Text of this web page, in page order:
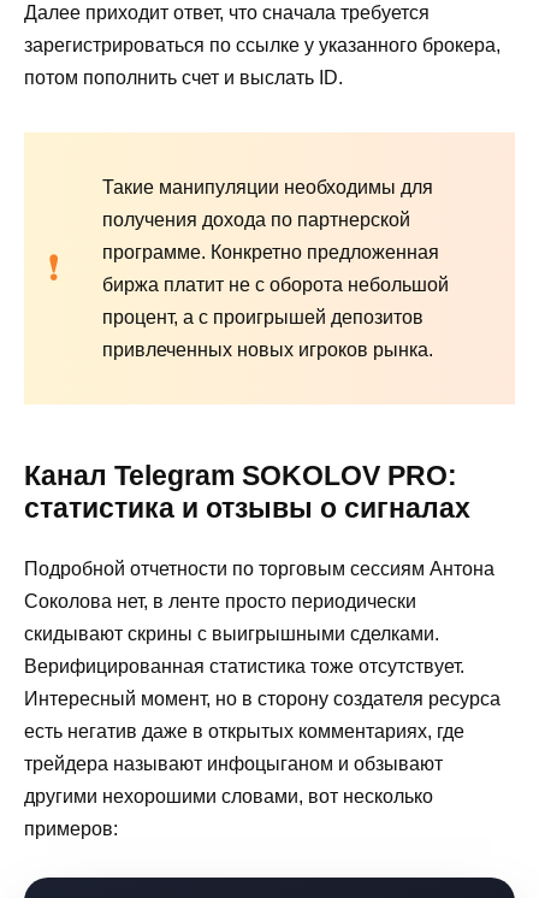
Далее приходит ответ, что сначала требуется
зарегистрироваться по ссылке у указанного брокера,
потом пополнить счет и выслать ID.
Такие манипуляции необходимы для
получения дохода по партнерской
программе. Конкретно предложенная
биржа платит не с оборота небольшой
процент, а с проигрышей депозитов
привлеченных новых игроков рынка.
Канал Telegram SOKOLOV PRO:
статистика и отзывы о сигналах
Подробной отчетности по торговым сессиям Антона
Соколова нет, в ленте просто периодически
скидывают скрины с выигрышными сделками.
Верифицированная статистика тоже отсутствует.
Интересный момент, но в сторону создателя ресурса
есть негатив даже в открытых комментариях, где
трейдера называют инфоцыганом и обзывают
другими нехорошими словами, вот несколько
примеров: